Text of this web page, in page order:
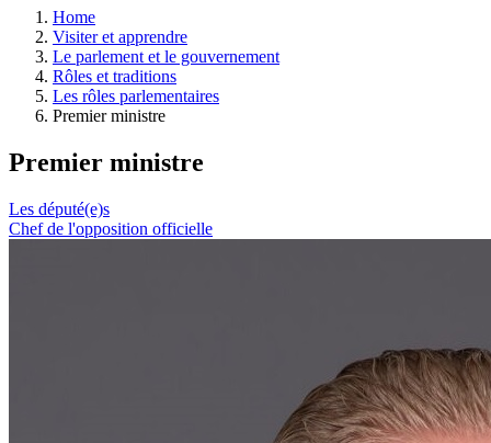
législative.
Home
Visiter et apprendre
Le parlement et le gouvernement
Rôles et traditions
Les rôles parlementaires
Premier ministre
Premier ministre
Les député(e)s
Chef de l'opposition officielle